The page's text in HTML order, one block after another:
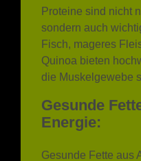
Fisch, mageres
Quinoa bieten
die Muskelgewebe
Gesunde
Energie:
Gesunde Fette aus
Sie werden